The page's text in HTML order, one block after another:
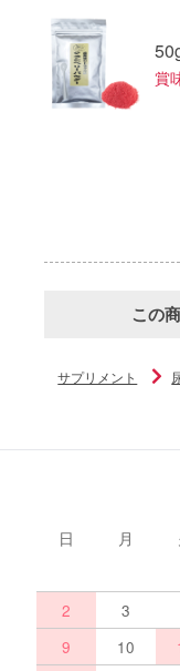
賞
この
サプリメント
日 月
2
3
9 10